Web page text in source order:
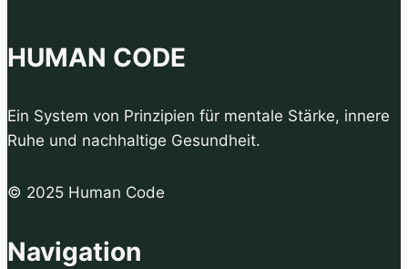
HUMAN CODE
Ein System von Prinzipien für mentale Stärke, innere
Ruhe und nachhaltige Gesundheit.
© 2025 Human Code
Navigation